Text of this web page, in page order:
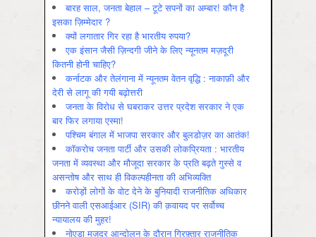
बारह साल, जनता बेहाल – टूटे सपनों का अम्बार! कौन है
इसका ज़िम्मेदार ?
क्यों लगातार गिर रहा है भारतीय रुपया?
एक इंसान जैसी ज़िन्दगी जीने के लिए न्यूनतम मज़दूरी
कितनी होनी चाहिए?
कर्नाटक और तेलंगाना में न्यूनतम वेतन वृद्धि : नाकाफ़ी और
देरी से लागू की गयी बढ़ोत्तरी
जनता के विरोध से घबराकर उत्तर प्रदेश सरकार ने एक
बार फिर लगाया एस्मा!
पश्चिम बंगाल में भाजपा सरकार और बुलडोज़र का आतंक!
कॉकरोच जनता पार्टी और उसकी लोकप्रियता : भारतीय
जनता में व्‍यवस्‍था और मौजूदा सरकार के प्रति बढ़ते गुस्‍से व
असन्‍तोष और साथ ही विकल्‍पहीनता की अभिव्‍यक्ति
करोड़ों लोगों के वोट देने के बुनियादी राजनीतिक अधिकार
छीनने वाली एसआईआर (SIR) की क़वायद पर सर्वोच्च
न्यायालय की मुहर!
नोएडा मज़दूर आन्दोलन के दौरान गिरफ़्तार राजनीतिक